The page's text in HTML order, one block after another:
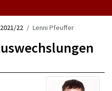
2021/22 Lenni Pfeuffer